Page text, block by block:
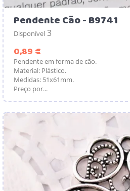
Pendente Cão - B9741
Disponível 3
0,89 €
Pendente em forma de cão.
Material: Plástico.
Medidas: 51x61mm.
Preço por...